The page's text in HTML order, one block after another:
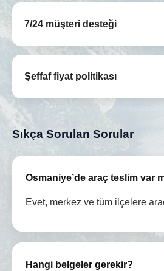
7/24 müşteri desteği
Şeffaf fiyat politikası
Sıkça Sorulan Sorular
Osmaniye’de araç teslim var
Evet, merkez ve tüm ilçelere
Hangi belgeler gerekir?